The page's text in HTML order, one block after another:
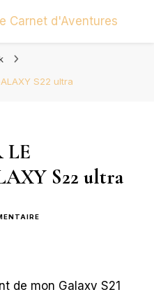
S22 ultra
LE
S22 ultra
GALAXY
de mon Galaxy S21